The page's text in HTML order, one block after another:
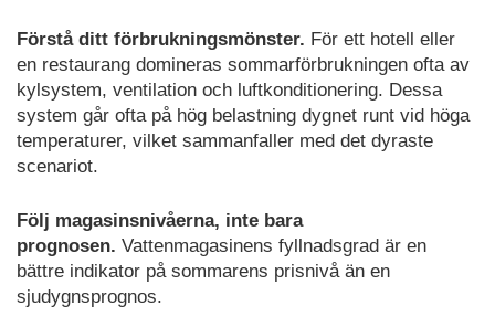
Förstå ditt förbrukningsmönster. För ett hotell eller
en restaurang domineras sommarförbrukningen ofta av
kylsystem, ventilation och luftkonditionering. Dessa
system går ofta på hög belastning dygnet runt vid höga
temperaturer, vilket sammanfaller med det dyraste
scenariot.
Följ magasinsnivåerna, inte bara
prognosen. Vattenmagasinens fyllnadsgrad är en
bättre indikator på sommarens prisnivå än en
sjudygnsprognos.